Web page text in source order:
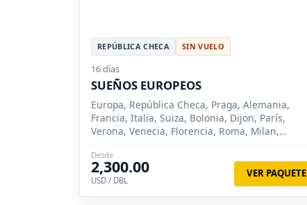
REPÚBLICA CHECA SIN VUELO
16 días
SUEÑOS EUROPEOS
Europa, República Checa, Praga, Alemania,
Francia, Italia, Suiza, Bolonia, Dijon, París,
Verona, Venecia, Florencia, Roma, Milan,
Zurich, Nuremberg, Siena
Desde
2,300.00
USD / DBL
VER PAQUETE